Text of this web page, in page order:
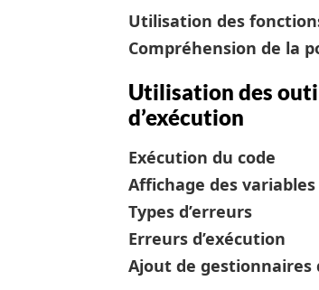
Utilisation des
Compréhension de la
Utilisation des
d’exécution
Exécution du code
Affichage des variables
Types d’erreurs
Erreurs d’exécution
Ajout de gestionnaires